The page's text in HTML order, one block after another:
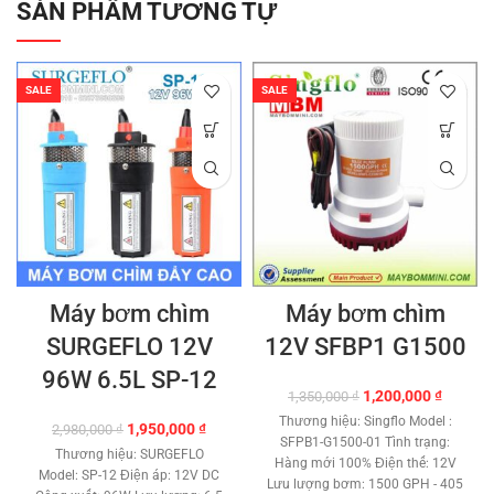
SẢN PHẨM TƯƠNG TỰ
SALE
Máy bơm chìm
SURGEFLO 12V
96W 6.5L SP-12
2,980,000₫ Giá
gốc
là:
2,980,000 ₫.
1,950,000₫Giá
tại
là:
Thương hiệu: SURGEFLO
Model: SP-12 Điện áp: 12V DC
SALE
Máy bơm chìm
12V SFBP1 G1500
1,350,000₫ Giá
gốc
là:
1,350,000 ₫.
1,200,000₫Giá
hiện
là:
Thương hiệu: Singflo Model :
SFPB1-G1500-01 Tình trạng:
Hàng mới 100% Điện thế: 12V
Lưu lượng bơm: 1500 GPH - 405